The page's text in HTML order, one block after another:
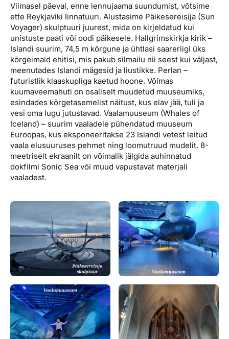
Viimasel päeval, enne lennujaama suundumist, võtsime
ette Reykjaviki linnatuuri. Alustasime Päikesereisija (Sun
Voyager) skulptuuri juurest, mida on kirjeldatud kui
unistuste paati või oodi päikesele. Hallgrimskirkja kirik –
Islandi suurim, 74,5 m kõrgune ja ühtlasi saareriigi üks
kõrgeimaid ehitisi, mis pakub silmailu nii seest kui väljast,
meenutades Islandi mägesid ja liustikke. Perlan –
futuristlik klaaskupliga kaetud hoone. Võimas
kuumaveemahuti on osaliselt muudetud muuseumiks,
esindades kõrgetasemelist näitust, kus elav jää, tuli ja
vesi oma lugu jutustavad. Vaalamuuseum (Whales of
Iceland) – suurim vaaladele pühendatud muuseum
Euroopas, kus eksponeeritakse 23 Islandi vetest leitud
vaala elusuuruses pehmet ning loomutruud mudelit. 8-
meetriselt ekraanilt on võimalik jälgida auhinnatud
dokfilmi Sonic Sea või muud vapustavat materjali
vaaladest.